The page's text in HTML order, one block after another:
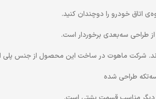
اتاق خودرو را دوچندان کنید.
طراحی سه‌بعدی برخوردار است.
شرکت ماهوت در ساخت این محصول از جنس پلی
طراحی شده